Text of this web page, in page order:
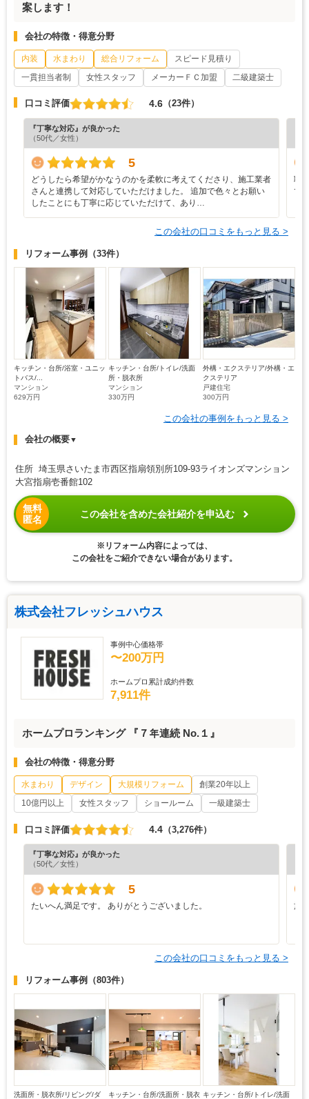
案します！
会社の特徴・得意分野
内装 水まわり 総合リフォーム
スピード見積り
一貫担当者制
女性スタッフ メーカーＦＣ加盟 二級建築士
口コミ評価 4.6 （23件）
『丁寧な対応』が良かった
（50代／女性）
5
どうしたら希望がかなうのかを柔軟に考えてくださり、施工業者
さんと連携して対応していただけました。 追加で色々とお願い
したことにも丁寧に応じていただけて、あり…
職
て
この会社の口コミをもっと見る >
リフォーム事例 （33件）
キッチン・台所/浴室・ユニッ
トバス/...
マンション
629万円
キッチン・台所/トイレ/洗面
所・脱衣所
マンション
330万円
外構・エクステリア/外構・エ
クステリア
戸建住宅
300万円
この会社の事例をもっと見る >
会社の概要▼
住所 埼玉県さいたま市西区指扇領別所109-93ライオンズマンション
大宮指扇壱番館102
無料
匿名
この会社を含めた会社紹介を申込む
※リフォーム内容によっては、
この会社をご紹介できない場合があります。
株式会社フレッシュハウス
事例中心価格帯
〜200万円
ホームプロ累計成約件数
7,911件
ホームプロランキング 『７年連続 No.１』
会社の特徴・得意分野
水まわり デザイン 大規模リフォーム
創業20年以上
10億円以上
女性スタッフ ショールーム 一級建築士
口コミ評価 4.4 （3,276件）
『丁寧な対応』が良かった
（50代／女性）
5
たいへん満足です。 ありがとうございました。
施
この会社の口コミをもっと見る >
リフォーム事例 （803件）
洗面所・脱衣所/リビング/ダ キッチン・台所/洗面所・脱衣 キッチン・台所/トイレ/洗面